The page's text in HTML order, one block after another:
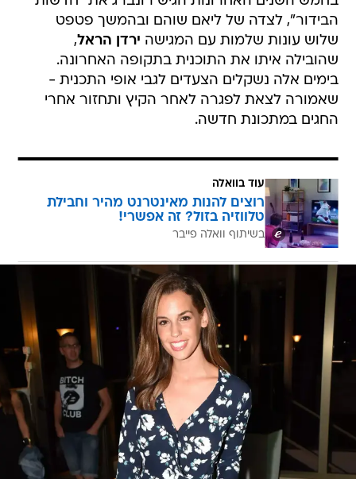
הבידור", לצדה של ליאם שוהם ובהמשך פטפט
שלוש עונות שלמות עם המגישה ירדן הראל,
שהובילה איתו את התוכנית בתקופה האחרונה.
בימים אלה נשקלים הצעדים לגבי אופי התכנית -
שאמורה לצאת לפגרה לאחר הקיץ ותחזור אחרי
החגים במתכונת חדשה.
עוד בוואלה
רוצים להנות מאינטרנט מהיר וחבילת
טלווזיה בזול? זה אפשרי!
בשיתוף וואלה פייבר